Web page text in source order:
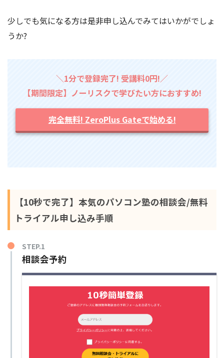
少しでも気になる方は是非申し込んでみてはいかがでしょ
うか?
＼1分で登録完了! 受講料0円!／
【期間限定】ノーリスクで学びたい方におすすめ!
完全無料! ZeroPlus Gateで始める!
【10秒で完了】本気のパソコン塾の相談会/無料
トライアル申し込み手順
STEP.1
相談会予約